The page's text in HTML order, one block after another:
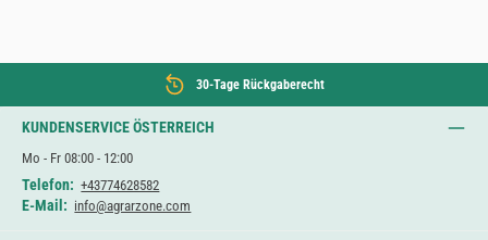
30-Tage Rückgaberecht
KUNDENSERVICE ÖSTERREICH
Mo - Fr 08:00 - 12:00
Telefon: +43774628582
E-Mail: info@agrarzone.com